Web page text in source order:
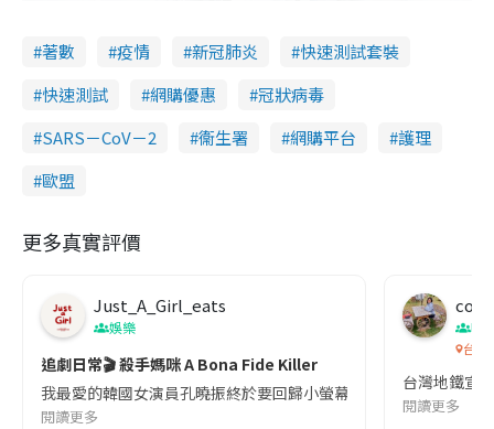
著數 疫情 新冠肺炎
快速測試套裝
快速測試
網購優惠
冠狀病毒
SARS－CoV－2
衞生署 網購平台
護理
歐盟
更多真實評價
Just_A_Girl_eats
娛樂
追劇日常🎬 殺手媽咪 A Bona Fide Killer
我最愛的韓國女演員孔曉振終於要回歸小螢幕啦!這次的劇本改編
閱讀更多
co
吹
台灣
台灣地鐵宣
閱讀更多